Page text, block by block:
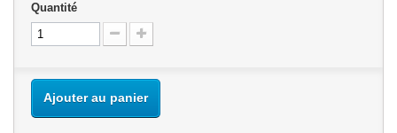
Quantité
Ajouter au panier